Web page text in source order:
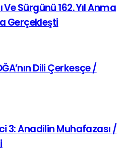
Ve Sürgünü 162. Yıl Anma
Gerçekleşti
Dili Çerkesçe /
3: Anadilin Muhafazası /